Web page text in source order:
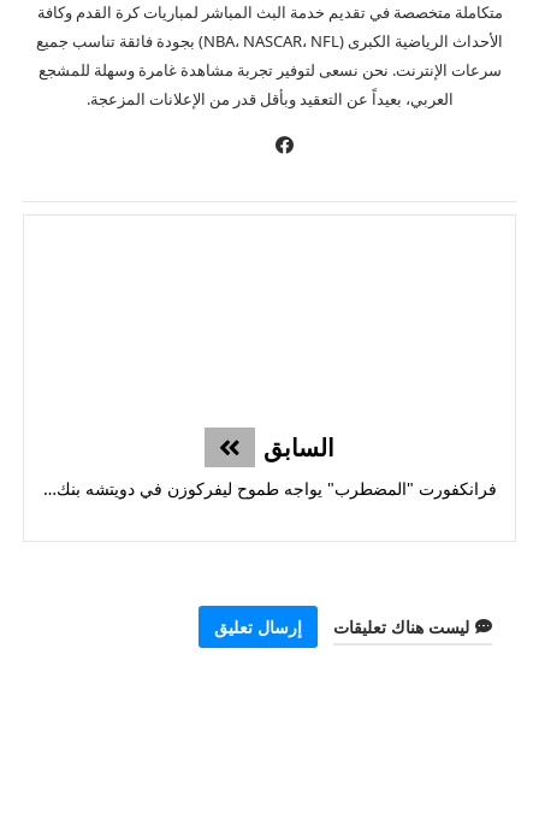
متكاملة متخصصة في تقديم خدمة البث المباشر لمباريات كرة القدم وكافة
الأحداث الرياضية الكبرى (NBA، NASCAR، NFL) بجودة فائقة تناسب جميع
سرعات الإنترنت. نحن نسعى لتوفير تجربة مشاهدة غامرة وسهلة للمشجع
العربي، بعيداً عن التعقيد وبأقل قدر من الإعلانات المزعجة.
السابق
فرانكفورت "المضطرب" يواجه طموح ليفركوزن في دويتشه بنك بارك
ليست هناك تعليقات إرسال تعليق